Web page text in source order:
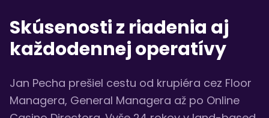
Skúsenosti z riadenia aj
každodennej operatívy
Jan Pecha prešiel cestu od krupiéra cez Floor
Managera, General Managera až po Online